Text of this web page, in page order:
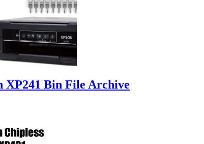
XP241 Bin File Archive